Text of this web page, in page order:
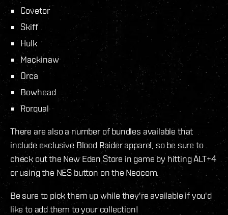
Covetor
Skiff
Hulk
Mackinaw
Orca
Bowhead
Rorqual
There are also a number of bundles available that
include exclusive Blood Raider apparel, so be sure to
check out the New Eden Store in game by hitting ALT+4
or using the NES button on the Neocom.
Be sure to pick them up while they're available if you'd
like to add them to your collection!